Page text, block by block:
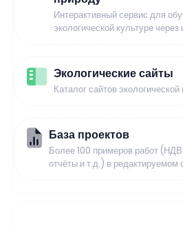
Интерактивный сервис для
экологической культуре через
Экологические сайты
Каталог сайтов
База проектов
Более 100 примеров работ
отчёты и т.д.) в